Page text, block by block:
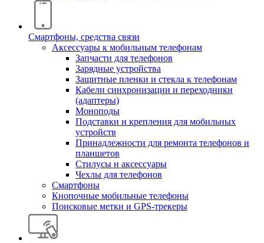
Смартфоны, средства связи
Аксессуары к мобильным телефонам
Запчасти для телефонов
Зарядные устройства
Защитные пленки и стекла к телефонам
Кабели синхронизации и переходники
(адаптеры)
Моноподы
Подставки и крепления для мобильных
устройств
Принадлежности для ремонта телефонов и
планшетов
Стилусы и аксессуары
Чехлы для телефонов
Смартфоны
Кнопочные мобильные телефоны
Поисковые метки и GPS-трекеры